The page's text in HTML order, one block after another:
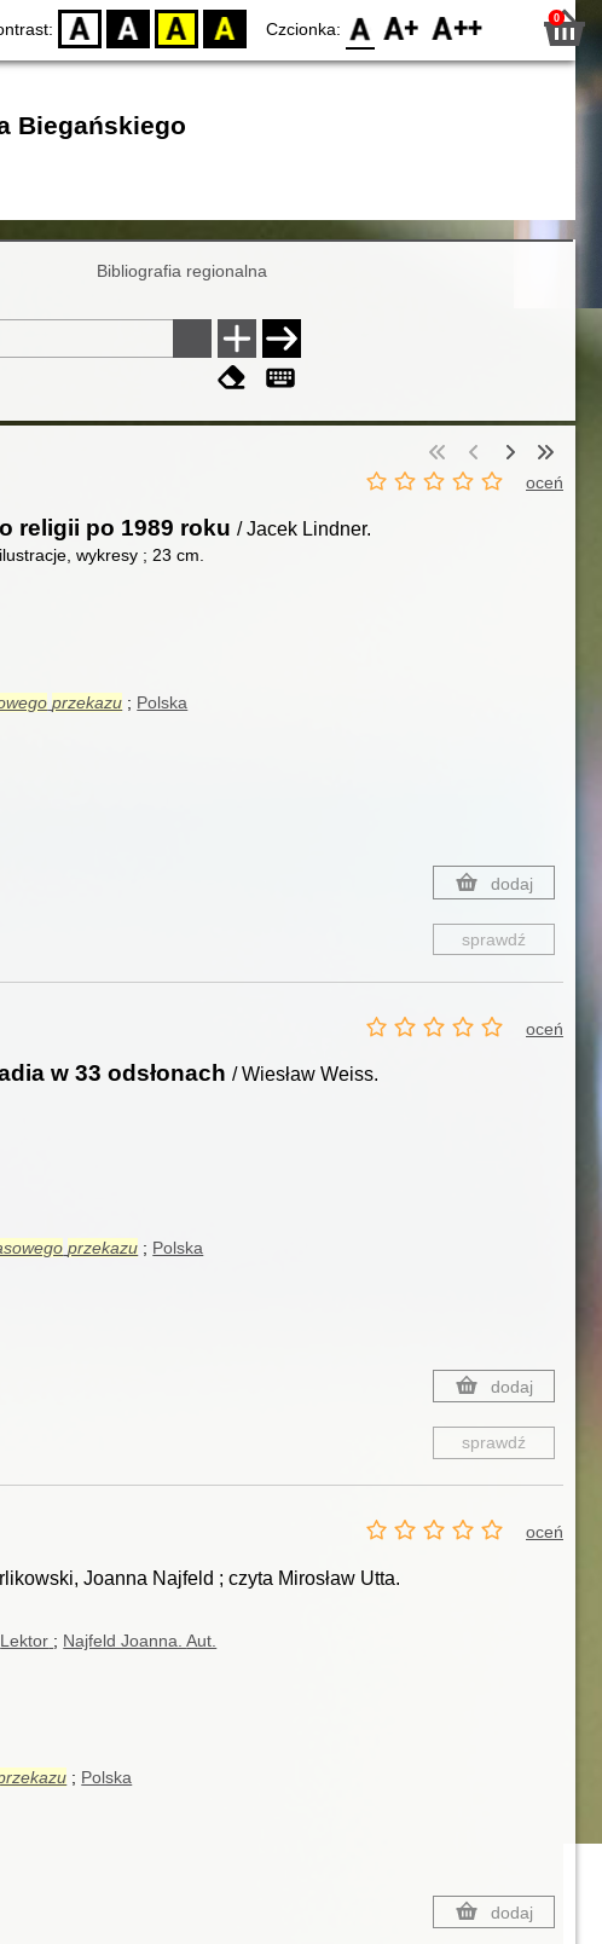
D BW YB BY Czcionka: F0 F1 F2 0
Biegańskiego
Bibliografia regionalna
oceń
religii po 1989 roku / Jacek Lindner.
wykresy ; 23 cm.
przekazu
Polska
dodaj
sprawdź
oceń
w 33 odsłonach / Wiesław Weiss.
przekazu
Polska
dodaj
sprawdź
oceń
Joanna Najfeld ; czyta Mirosław Utta.
Lektor Najfeld Joanna.Aut.
Polska
dodaj